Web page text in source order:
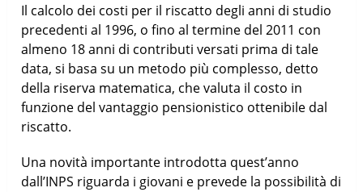
Il calcolo dei costi per il riscatto degli anni di studio
precedenti al 1996, o fino al termine del 2011 con
almeno 18 anni di contributi versati prima di tale
data, si basa su un metodo più complesso, detto
della riserva matematica, che valuta il costo in
funzione del vantaggio pensionistico ottenibile dal
riscatto.
Una novità importante introdotta quest’anno
dall’INPS riguarda i giovani e prevede la possibilità di